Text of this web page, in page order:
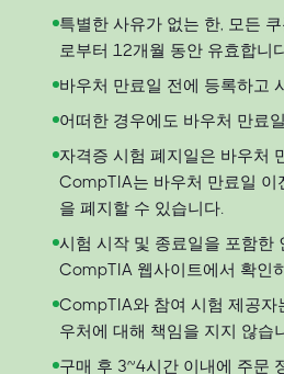
특별한 사유가 없는 한, 모든
로부터 12개월 동안 유효합니
바우처 만료일 전에 등록하고
어떠한 경우에도 바우처 만료
자격증 시험 폐지일은 바우처
CompTIA는 바우처 만료일 이
을 폐지할 수 있습니다.
시험 시작 및 종료일을 포함한
CompTIA 웹사이트에서 확인
CompTIA와 참여 시험 제공자
우처에 대해 책임을 지지 않습
구매 후 3~4시간 이내에 주문